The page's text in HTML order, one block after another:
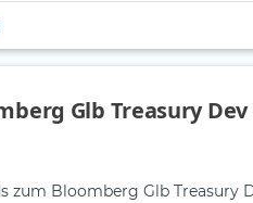
Glb Treasury Dev
Bloomberg Glb Treasury